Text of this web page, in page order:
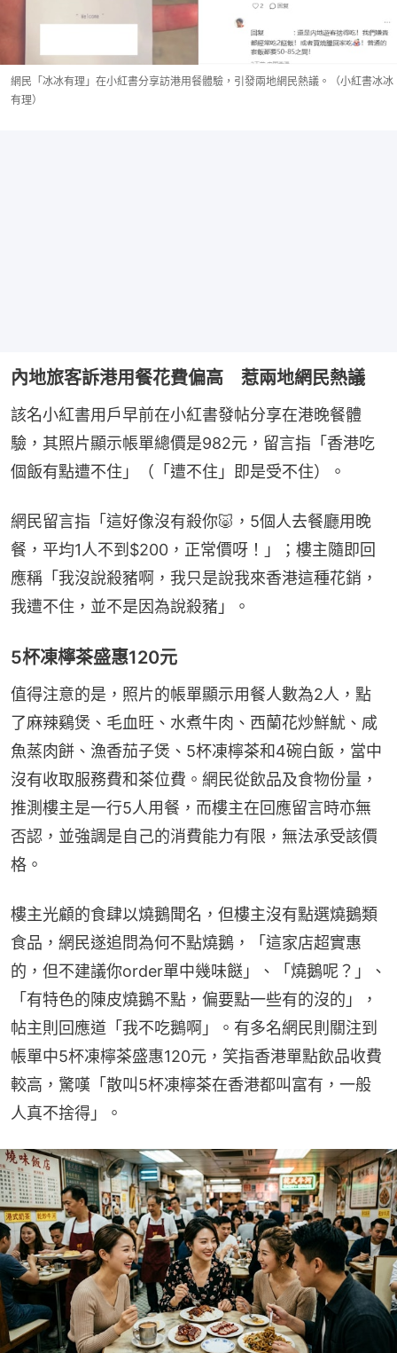
網民「冰冰有理」在小紅書分享訪港用餐體驗，引發兩地網民熱議。（小紅書冰冰
有理）
內地旅客訴港用餐花費偏高 惹兩地網民熱議
該名小紅書用戶早前在小紅書發帖分享在港晚餐體
驗，其照片顯示帳單總價是982元，留言指「香港吃
個飯有點遭不住」（「遭不住」即是受不住）。
網民留言指「這好像沒有殺你🐷，5個人去餐廳用晚
餐，平均1人不到$200，正常價呀！」；樓主隨即回
應稱「我沒說殺豬啊，我只是說我來香港這種花銷，
我遭不住，並不是因為說殺豬」。
5杯凍檸茶盛惠120元
值得注意的是，照片的帳單顯示用餐人數為2人，點
了麻辣鷄煲、毛血旺、水煮牛肉、西蘭花炒鮮魷、咸
魚蒸肉餅、漁香茄子煲、5杯凍檸茶和4碗白飯，當中
沒有收取服務費和茶位費。網民從飲品及食物份量，
推測樓主是一行5人用餐，而樓主在回應留言時亦無
否認，並強調是自己的消費能力有限，無法承受該價
格。
樓主光顧的食肆以燒鵝聞名，但樓主沒有點選燒鵝類
食品，網民遂追問為何不點燒鵝，「這家店超實惠
的，但不建議你order單中幾味餸」、「燒鵝呢？」、
「有特色的陳皮燒鵝不點，偏要點一些有的沒的」，
帖主則回應道「我不吃鵝啊」。有多名網民則關注到
帳單中5杯凍檸茶盛惠120元，笑指香港單點飲品收費
較高，驚嘆「散叫5杯凍檸茶在香港都叫富有，一般
人真不捨得」。